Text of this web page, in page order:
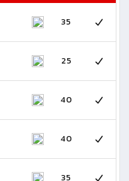
35
25
40
40
35